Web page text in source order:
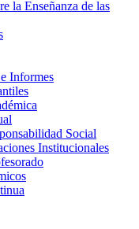
la Enseñanza de las
Informes
Social
Institucionales